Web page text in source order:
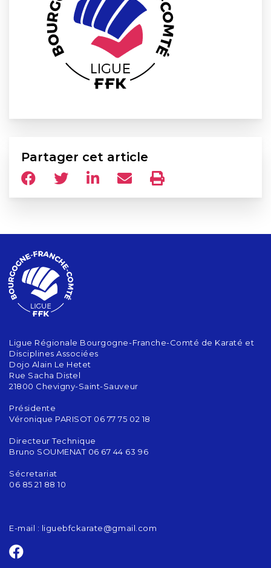
Partager cet article
Ligue Régionale Bourgogne-Franche-Comté de Karaté et
Disciplines Associées
Dojo Alain Le Hetet
Rue Sacha Distel
21800 Chevigny-Saint-Sauveur
Présidente
Véronique PARISOT 06 77 75 02 18
Directeur Technique
Bruno SOUMENAT 06 67 44 63 96
Sécretariat
06 85 21 88 10
E-mail : liguebfckarate@gmail.com